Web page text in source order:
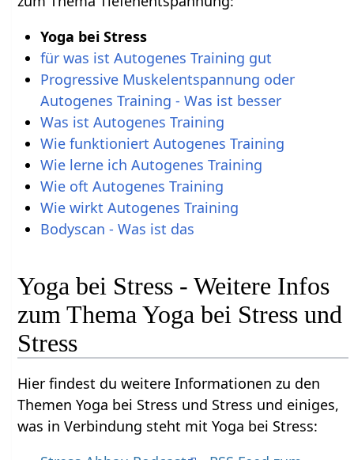
Yoga bei Stress
für was ist Autogenes Training gut
Progressive Muskelentspannung oder
Autogenes Training - Was ist besser
Was ist Autogenes Training
Wie funktioniert Autogenes Training
Wie lerne ich Autogenes Training
Wie oft Autogenes Training
Wie wirkt Autogenes Training
Bodyscan - Was ist das
Yoga bei Stress - Weitere Infos
zum Thema Yoga bei Stress und
Stress
Hier findest du weitere Informationen zu den
Themen Yoga bei Stress und Stress und einiges,
was in Verbindung steht mit Yoga bei Stress: